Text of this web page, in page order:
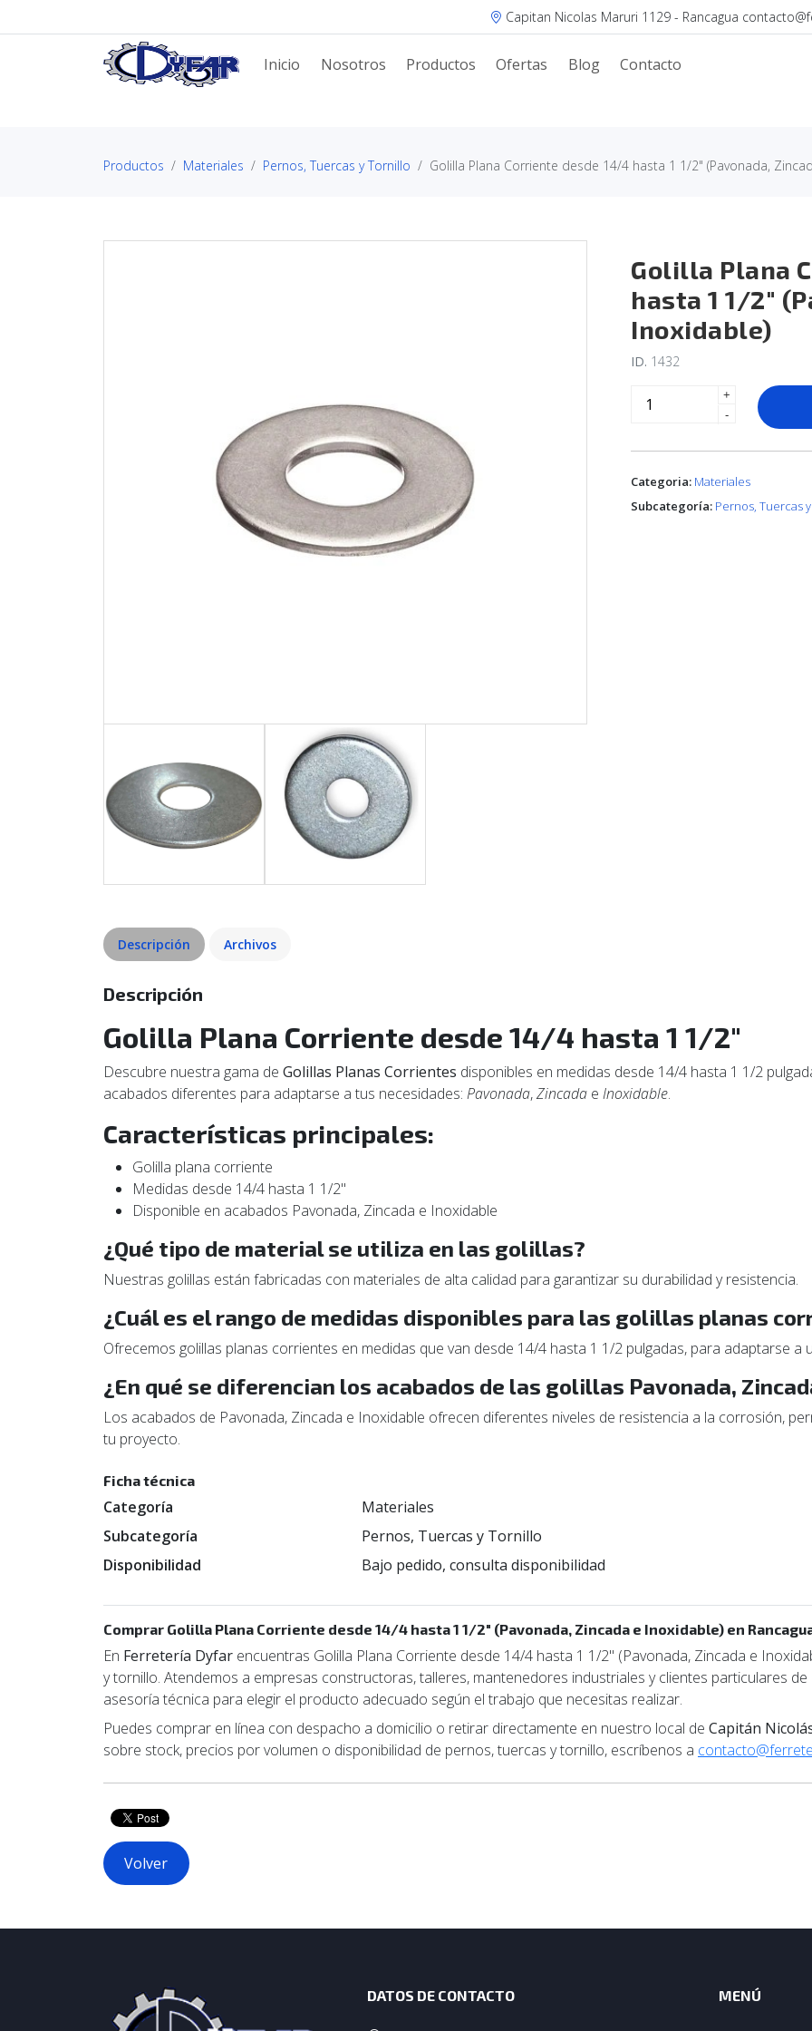
Capitan Nicolas Maruri 1129 - Rancagua
Inicio Nosotros Productos Ofertas Blog Contacto
Productos Materiales Pernos, Tuercas y Tornillo Golilla Plana Corriente desde 14/4 hasta 1 1/2" (Pavonada,
Golilla Plana
hasta 1 1/2"
Inoxidable)
ID. 1432
+
-
Categoria: Materiales
Subcategoría: Pernos, Tuercas
Descripción Archivos
Descripción
Golilla Plana Corriente desde 14/4 hasta 1 1/2"
Descubre nuestra gama de Golillas Planas Corrientes disponibles en medidas desde 14/4 hasta 1 1/2
acabados diferentes para adaptarse a tus necesidades: Pavonada,Zincada e Inoxidable.
Características principales:
Golilla plana corriente
Medidas desde 14/4 hasta 1 1/2"
Disponible en acabados Pavonada, Zincada e Inoxidable
¿Qué tipo de material se utiliza en las golillas?
Nuestras golillas están fabricadas con materiales de alta calidad para garantizar su durabilidad y resistencia.
¿Cuál es el rango de medidas disponibles para las golillas planas
Ofrecemos golillas planas corrientes en medidas que van desde 14/4 hasta 1 1/2 pulgadas, para adaptarse a
¿En qué se diferencian los acabados de las golillas Pavonada,
Los acabados de Pavonada, Zincada e Inoxidable ofrecen diferentes niveles de resistencia a la corrosión,
tu proyecto.
Ficha técnica
Categoría
Materiales
Subcategoría
Pernos, Tuercas y Tornillo
Disponibilidad
Bajo pedido, consulta disponibilidad
Comprar Golilla Plana Corriente desde 14/4 hasta 1 1/2" (Pavonada, Zincada e Inoxidable) en
En Ferretería Dyfar encuentras Golilla Plana Corriente desde 14/4 hasta 1 1/2" (Pavonada, Zincada e
y tornillo. Atendemos a empresas constructoras, talleres, mantenedores industriales y clientes particulares de
asesoría técnica para elegir el producto adecuado según el trabajo que necesitas realizar.
Puedes comprar en línea con despacho a domicilio o retirar directamente en nuestro local de Capitán
sobre stock, precios por volumen o disponibilidad de pernos, tuercas y tornillo, escríbenos a
Volver
DATOS DE CONTACTO MENÚ